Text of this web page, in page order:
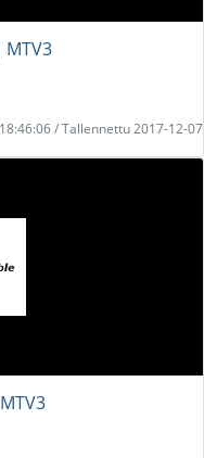
/ Tallennettu 2017-12-07